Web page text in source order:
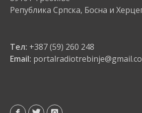
Република Српска, Босна и
Тел: +387 (59) 260 248
Email: